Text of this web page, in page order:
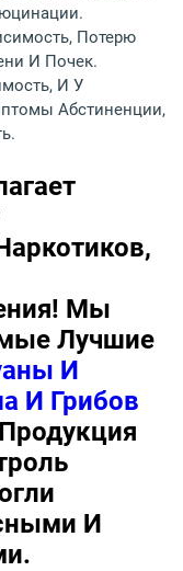
Потерю
И Почек.
И У
Абстиненции,
Мы
Лучшие
И
И Грибов
И